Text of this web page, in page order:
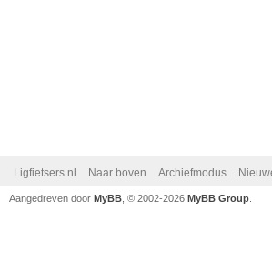
Ligfietsers.nl Naar boven Archiefmodus
Aangedreven door MyBB , © 2002-2026 MyBB Group